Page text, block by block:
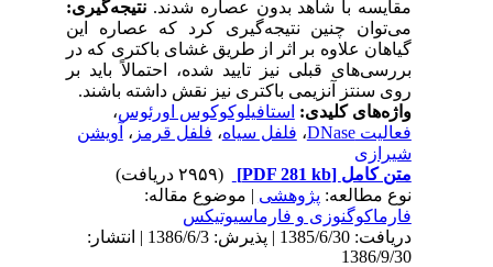
مقایسه با شاهد بدون عصاره شدند.نتیجه‌گیری:
می‌توان چنین نتیجه‌گیری کرد که عصاره این
گیاهان علاوه بر اثر از طریق غشای باکتری که در
بررسی‌های قبلی نیز تایید شده، احتمالاً باید بر
روی سنتز آنزیمی باکتری نیز نقش داشته باشند.
واژه‌های کلیدی:استافیلوکوکوس اورئوس،
فعالیت DNase
،فلفل سیاه،فلفل قرمز،آویشن
شیرازی
متن کامل[PDF 281 kb]
(۲۹۵۹ دریافت)
نوع مطالعه:پژوهشی| موضوع مقاله:
فارماكوگنوزی و فارماسيوتيكس
دریافت: 1385/6/30 | پذیرش: 1386/6/3 | انتشار:
1386/9/30